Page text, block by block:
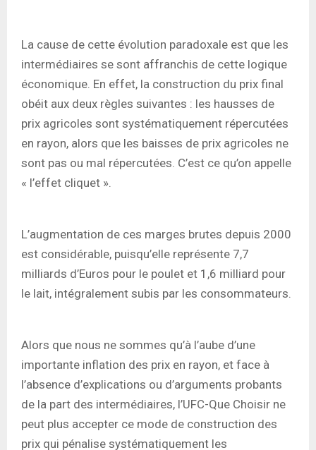
La cause de cette évolution paradoxale est que les
intermédiaires se sont affranchis de cette logique
économique. En effet, la construction du prix final
obéit aux deux règles suivantes : les hausses de
prix agricoles sont systématiquement répercutées
en rayon, alors que les baisses de prix agricoles ne
sont pas ou mal répercutées. C’est ce qu’on appelle
« l’effet cliquet ».
L’augmentation de ces marges brutes depuis 2000
est considérable, puisqu’elle représente 7,7
milliards d’Euros pour le poulet et 1,6 milliard pour
le lait, intégralement subis par les consommateurs.
Alors que nous ne sommes qu’à l’aube d’une
importante inflation des prix en rayon, et face à
l’absence d’explications ou d’arguments probants
de la part des intermédiaires, l’UFC-Que Choisir ne
peut plus accepter ce mode de construction des
prix qui pénalise systématiquement les